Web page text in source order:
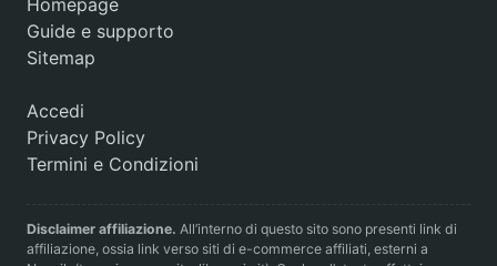
Homepage
Guide e supporto
Sitemap
Accedi
Privacy Policy
Termini e Condizioni